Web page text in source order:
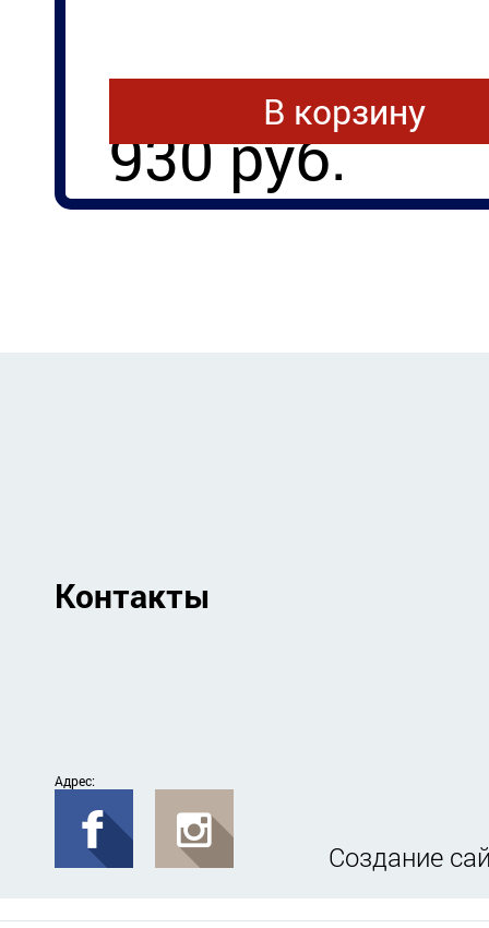
930 руб.
В корзину
Контакты
Адрес:
Создание